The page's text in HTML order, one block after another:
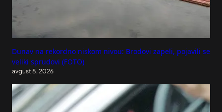
Dunav na rekordno niskom nivou: Brodovi zapeli, pojavili se
veliki sprudovi (FOTO)
avgust 8, 2026